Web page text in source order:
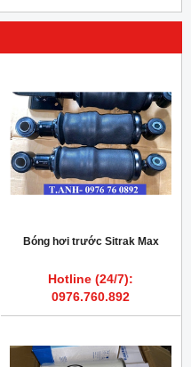
Bóng hơi trước Sitrak Max
Hotline (24/7):
0976.760.892